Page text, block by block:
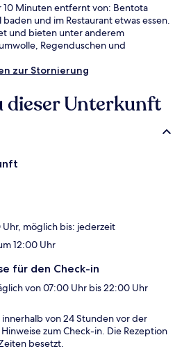
10 Minuten entfernt von: Bentota
und im Restaurant etwas essen.
und bieten unter anderem
Regenduschen und
zur Stornierung
dieser Unterkunft
möglich bis: jederzeit
12:00 Uhr
für den Check-in
von 07:00 Uhr bis 22:00 Uhr
von 24 Stunden vor der
zum Check-in. Die Rezeption
besetzt.